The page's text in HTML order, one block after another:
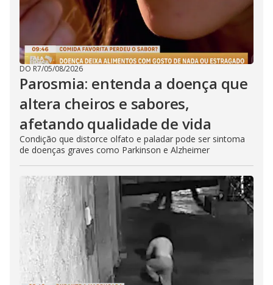
DO R7/05/08/2026
Parosmia: entenda a doença que
altera cheiros e sabores,
afetando qualidade de vida
Condição que distorce olfato e paladar pode ser sintoma
de doenças graves como Parkinson e Alzheimer